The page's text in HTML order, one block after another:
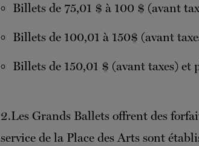
Billets de 75,01 $ à 100 $ (avant
Billets de 100,01 à 150$ (avant
Billets de 150,01 $ (avant taxes) et
2.Les Grands Ballets offrent des
service de la Place des Arts sont